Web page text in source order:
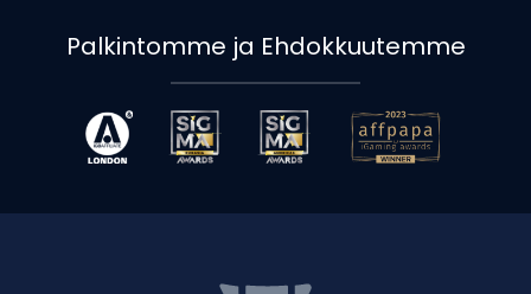
Palkintomme ja Ehdokkuutemme